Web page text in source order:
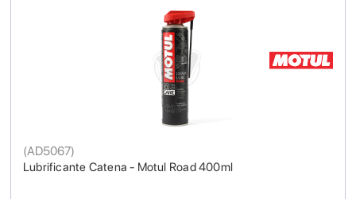
Lubrificante Catena - Motul Road 400ml
(AD5067)